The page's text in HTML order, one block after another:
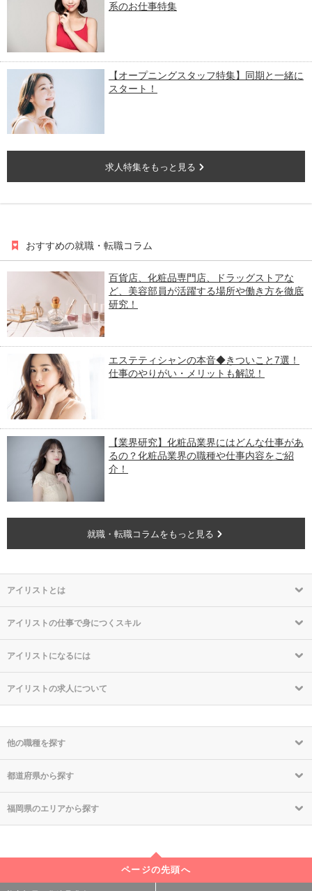
系のお仕事特集
【オープニングスタッフ特集】同期と一緒に
スタート！
求人特集をもっと見る
おすすめの就職・転職コラム
百貨店、化粧品専門店、ドラッグストアな
ど、美容部員が活躍する場所や働き方を徹底
研究！
エステティシャンの本音◆きついこと7選！
仕事のやりがい・メリットも解説！
【業界研究】化粧品業界にはどんな仕事があ
るの？化粧品業界の職種や仕事内容をご紹
介！
就職・転職コラムをもっと見る
アイリストとは
アイリストの仕事で身につくスキル
アイリストになるには
アイリストの求人について
他の職種を探す
都道府県から探す
福岡県のエリアから探す
ページの先頭へ